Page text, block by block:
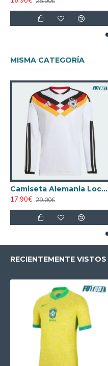
MISMA CATEGORÍA
Camiseta Alemania Local Mundial 2026 ML Blanco
17.90€ 29.00€
RECIENTEMENTE VISTOS